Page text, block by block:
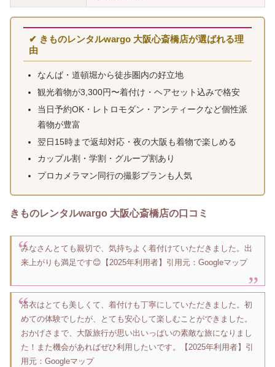
✔ きものレンタルwargo 大阪心斎橋店が選ばれる理
由
なんば・道頓堀から徒歩圏内の好立地
観光着物が3,300円〜着付け・ヘアセット込みで格安
当日予約OK・レトロモダン・アンティークなど個性派
着物が豊富
翌日15時まで返却対応・夜の大阪も着物で楽しめる
カップル割・学割・グループ割あり
プロカメラマン同行の撮影プランも人気
きものレンタルwargo 大阪心斎橋店の口コミ
みなさんとても親切で、気持ちよく着付けていただきました。出
来上がりも満足です😊【2025年利用者】引用元：Googleマップ
浴衣はとても美しくて、着付けも丁寧にしていただきました。初
めての体験でしたが、とても安心して楽しむことができました。
おかげさまで、大阪旅行が思い出いっぱいの素敵な旅になりまし
た！また機会があればぜひ利用したいです。【2025年利用者】引
用元：Googleマップ